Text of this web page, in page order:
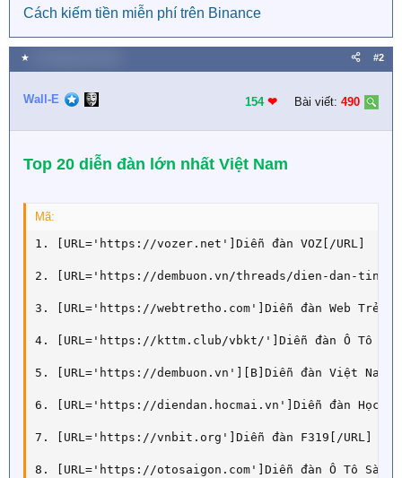
Cách kiếm tiền miễn phí trên Binance
★ #2
Wall-E 154 ❤︎ Bài viết: 490
Top 20 diễn đàn lớn nhất Việt Nam
Mã:
1. [URL='https://vozer.net']Diễn đàn VOZ[/URL]
2. [URL='https://dembuon.vn/threads/dien-dan-
3. [URL='https://webtretho.com']Diễn đàn Web Trẻ
4. [URL='https://kttm.club/vbkt/']Diễn đàn Ô Tô
5. [URL='https://dembuon.vn'][B]Diễn đàn Việt Nam
6. [URL='https://diendan.hocmai.vn']Diễn đàn Học
7. [URL='https://vnbit.org']Diễn đàn F319[/URL]
8. [URL='https://otosaigon.com']Diễn đàn Ô Tô Sài